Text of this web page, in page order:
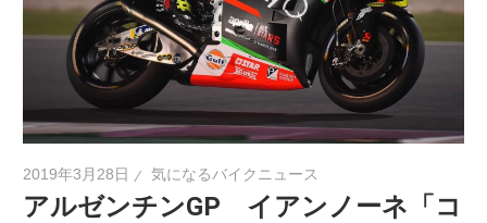
2019年3月28日 気になるバイクニュース
アルゼンチンGP イアンノーネ「コ